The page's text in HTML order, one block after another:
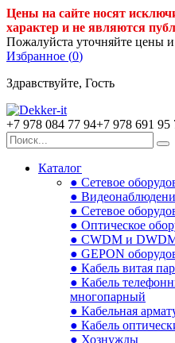
Цены на сайте носят
характер и не являются
Пожалуйста уточняйте цены
Избранное (0)
Здравствуйте, Гость
+7 978 084 77 94+7 978 691 95
Каталог
● Сетевое
●
● Сетевое
● Оптическое
● CWDM и
● GEPON
● Кабель витая
● Кабель
многопарный
● Кабельная
● Кабель
● Хознужды